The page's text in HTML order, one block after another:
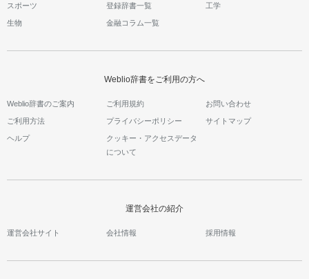
スポーツ 登録辞書一覧 工学
生物 金融コラム一覧
Weblio辞書をご利用の方へ
Weblio辞書のご案内 ご利用規約 お問い合わせ
ご利用方法 プライバシーポリシー サイトマップ
ヘルプ
クッキー・アクセスデータ
について
運営会社の紹介
運営会社サイト 会社情報 採用情報